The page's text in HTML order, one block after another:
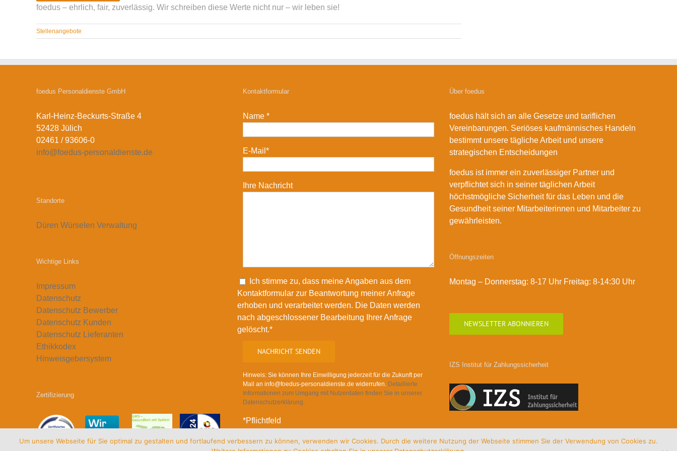
foedus – ehrlich, fair, zuverlässig. Wir schreiben diese Werte nicht nur – wir leben sie!
Stellenangebote
foedus Personaldienste GmbH
Karl-Heinz-Beckurts-Straße 4
52428 Jülich
02461 / 93606-0
info@foedus-personaldienste.de
Standorte
Düren Würselen Verwaltung
Wichtige Links
Impressum
Datenschutz
Datenschutz Bewerber
Datenschutz Kunden
Datenschutz Lieferanten
Ethikkodex
Hinweisgebersystem
Zertifizierung
Kontaktformular
Name *
E-Mail*
Ihre Nachricht
Ich stimme zu, dass meine Angaben aus dem
Kontaktformular zur Beantwortung meiner Anfrage
erhoben und verarbeitet werden. Die Daten werden
nach abgeschlossener Bearbeitung Ihrer Anfrage
gelöscht.*
Hinweis: Sie können Ihre Einwilligung jederzeit für die Zukunft per
Mail an info@foedus-personaldienste.de widerrufen. Detaillierte
Informationen zum Umgang mit Nutzerdaten finden Sie in unserer
Datenschutzerklärung.
*Pflichtfeld
Über foedus
foedus hält sich an alle Gesetze und tariflichen
Vereinbarungen. Seriöses kaufmännisches Handeln
bestimmt unsere tägliche Arbeit und unsere
strategischen Entscheidungen
foedus ist immer ein zuverlässiger Partner und
verpflichtet sich in seiner täglichen Arbeit
höchstmögliche Sicherheit für das Leben und die
Gesundheit seiner Mitarbeiterinnen und Mitarbeiter zu
gewährleisten.
Öffnungszeiten
Montag – Donnerstag: 8-17 Uhr Freitag: 8-14:30 Uhr
NEWSLETTER ABONNIEREN
IZS Institut für Zahlungssicherheit
Um unsere Webseite für Sie optimal zu gestalten und fortlaufend verbessern zu können, verwenden wir Cookies. Durch die weitere Nutzung der Webseite stimmen Sie der Verwendung von Cookies zu.